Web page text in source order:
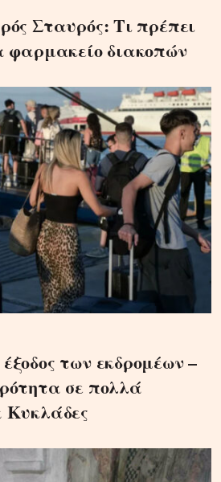
Σταυρός: Τι πρέπει
φαρμακείο διακοπών
των εκδρομέων –
σε πολλά
Κυκλάδες